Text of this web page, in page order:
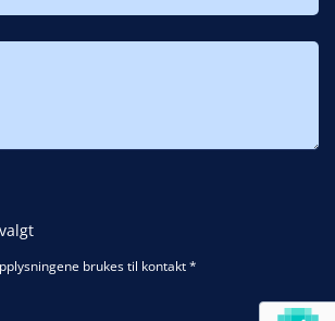
brukes til kontakt *